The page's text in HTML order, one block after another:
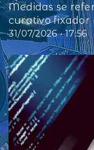
31/07/2026 • 17:56
Medidas se
curativo fixador